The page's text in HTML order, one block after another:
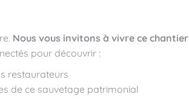
Nous vous invitons à vivre ce chantier
pour découvrir :
restaurateurs
de ce sauvetage patrimonial